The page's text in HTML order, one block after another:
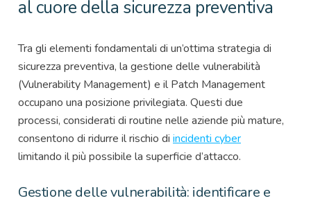
al cuore della sicurezza preventiva
Tra gli elementi fondamentali di un’ottima strategia di
sicurezza preventiva, la gestione delle vulnerabilità
(Vulnerability Management) e il Patch Management
occupano una posizione privilegiata. Questi due
processi, considerati di routine nelle aziende più mature,
consentono di ridurre il rischio di incidenti cyber
limitando il più possibile la superficie d’attacco.
Gestione delle vulnerabilità: identificare e